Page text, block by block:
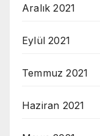
Aralık 2021
Eylül 2021
Temmuz 2021
Haziran 2021